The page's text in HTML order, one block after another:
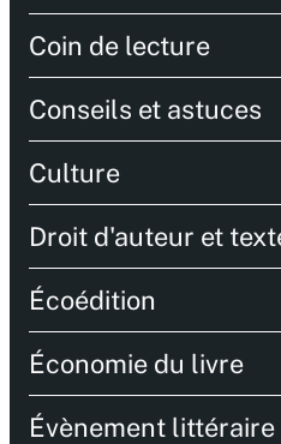
Coin de lecture
Conseils et astuces
Culture
Droit d'auteur et
Écoédition
Économie du livre
Évènement littéraire